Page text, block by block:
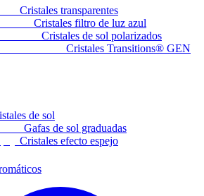
Cristales transparentes
Cristales filtro de luz azul
Cristales de sol polarizados
Cristales Transitions® GEN
de sol
Gafas de sol graduadas
Cristales efecto espejo